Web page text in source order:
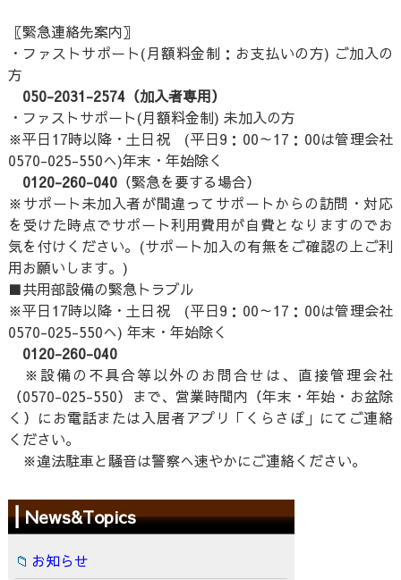
〖緊急連絡先案内〗
・ファストサポート(月額料金制：お支払いの方) ご加入の
方
050-2031-2574（加入者専用）
・ファストサポート(月額料金制) 未加入の方
※平日17時以降・土日祝 (平日9：00～17：00は管理会社
0570-025-550へ)年末・年始除く
0120-260-040（緊急を要する場合）
※サポート未加入者が間違ってサポートからの訪問・対応
を受けた時点でサポート利用費用が自費となりますのでお
気を付けください。(サポート加入の有無をご確認の上ご利
用お願いします。)
■共用部設備の緊急トラブル
※平日17時以降・土日祝 (平日9：00～17：00は管理会社
0570-025-550へ) 年末・年始除く
0120-260-040
※設備の不具合等以外のお問合せは、直接管理会社
（0570-025-550）まで、営業時間内（年末・年始・お盆除
く）にお電話または入居者アプリ「くらさぽ」にてご連絡
ください。
※違法駐車と騒音は警察へ速やかにご連絡ください。
News&Topics
お知らせ